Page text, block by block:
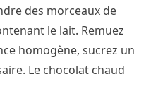
des morceaux de
le lait. Remuez
homogène, sucrez un
Le chocolat chaud